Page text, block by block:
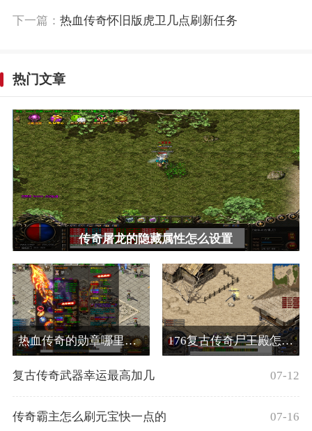
下一篇： 热血传奇怀旧版虎卫几点刷新任务
热门文章
传奇屠龙的隐藏属性怎么设置
热血传奇的勋章哪里打开 176复古传奇尸王殿怎么走
复古传奇武器幸运最高加几 07-12
传奇霸主怎么刷元宝快一点的 07-16